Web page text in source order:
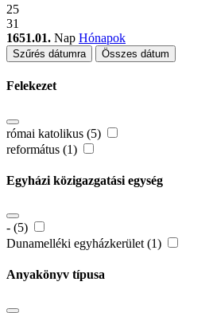
25
31
1651.01. Nap Hónapok
Szűrés dátumra Összes dátum
Felekezet
római katolikus (5)
református (1)
Egyházi közigazgatási egység
- (5)
Dunamelléki egyházkerület (1)
Anyakönyv típusa